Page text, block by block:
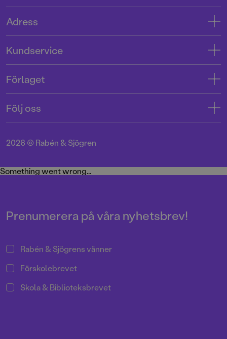
Adress
Tryckerigatan 4
103 12 Stockholm
Org.nr: 556045-7748
Kundservice
Kundservice
Användarvillkor intressenter
Integritetspolicy
Cookie Policy
Förlaget
Jobba hos oss
Miljö och hållbarhet
Följ oss
Instagram
Twitter
2026 © Rabén & Sjögren
Something went wrong...
Prenumerera på våra nyhetsbrev!
Rabén & Sjögrens vänner
Förskolebrevet
Skola & Biblioteksbrevet